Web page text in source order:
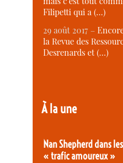
Filipetti qui a (…)
29 août 2017 –
la Revue des
Desrenards et (…)
À la une
Nan Shepherd dans
« trafic amoureux »